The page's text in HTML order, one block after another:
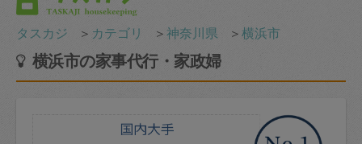
タスカジ ＞ カテゴリ ＞神奈川県 ＞横浜市
横浜市の家事代行・家政婦